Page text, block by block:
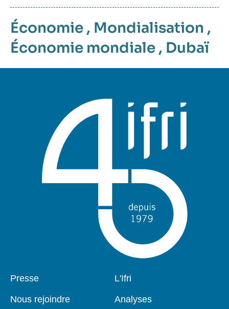
Économie , Mondialisation ,
Économie mondiale , Dubaï
Pied
Presse
Nous rejoindre
Navigation
L'Ifri
Analyses